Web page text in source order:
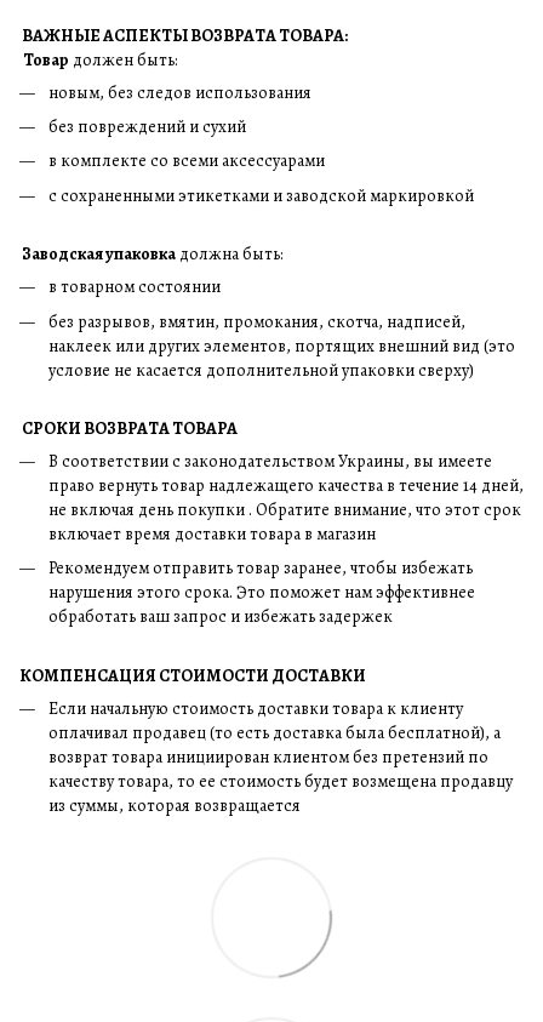
ВАЖНЫЕ АСПЕКТЫ ВОЗВРАТА ТОВАРА:
Товар должен быть:
новым, без следов использования
без повреждений и сухий
в комплекте со всеми аксессуарами
с сохраненными этикетками и заводской маркировкой
Заводская упаковка должна быть:
в товарном состоянии
без разрывов, вмятин, промокания, скотча, надписей,
наклеек или других элементов, портящих внешний вид (это
условие не касается дополнительной упаковки сверху)
СРОКИ ВОЗВРАТА ТОВАРА
В соответствии с законодательством Украины, вы имеете
право вернуть товар надлежащего качества в течение 14 дней,
не включая день покупки . Обратите внимание, что этот срок
включает время доставки товара в магазин
Рекомендуем отправить товар заранее, чтобы избежать
нарушения этого срока. Это поможет нам эффективнее
обработать ваш запрос и избежать задержек
КОМПЕНСАЦИЯ СТОИМОСТИ ДОСТАВКИ
Если начальную стоимость доставки товара к клиенту
оплачивал продавец (то есть доставка была бесплатной), а
возврат товара инициирован клиентом без претензий по
качеству товара, то ее стоимость будет возмещена продавцу
из суммы, которая возвращается